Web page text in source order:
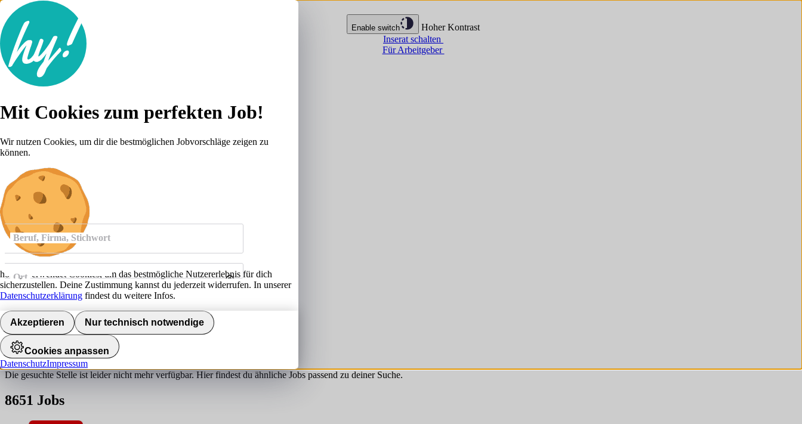
Enable switch
Hoher Kontrast
Inserat schalten
Für Arbeitgeber
Lebenslauf
Karriere-Tipps
Anmelden
Beruf, Firma, Stichwort
Ort
Umkreis
Jobs finden
Job nicht gefunden!
Die gesuchte Stelle ist leider nicht mehr verfügbar. Hier findest du ähnliche Jobs passend zu deiner Suche.
8651 Jobs
Mit Cookies zum perfekten Job!
Wir nutzen Cookies, um dir die bestmöglichen Jobvorschläge zeigen zu
können.
hokify verwendet Cookies, um das bestmögliche Nutzererlebnis für dich
sicherzustellen. Deine Zustimmung kannst du jederzeit widerrufen. In unserer
Datenschutzerklärung findest du weitere Infos.
Akzeptieren Nur technisch notwendige
Cookies anpassen
DatenschutzImpressum